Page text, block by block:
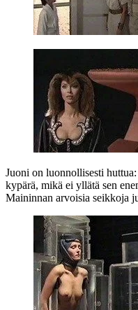
Juoni on luonnollisesti
kypärä, mikä ei yllätä sen
Maininnan arvoisia seikkoja